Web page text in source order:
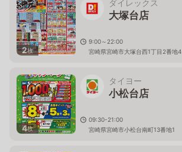
2枚
ダイレックス
大塚台店
9:00～22:00
宮崎県宮崎市大塚台西1丁目2番地4
4枚
タイヨー
小松台店
09:30-21:00
宮崎県宮崎市小松台南町13番地1